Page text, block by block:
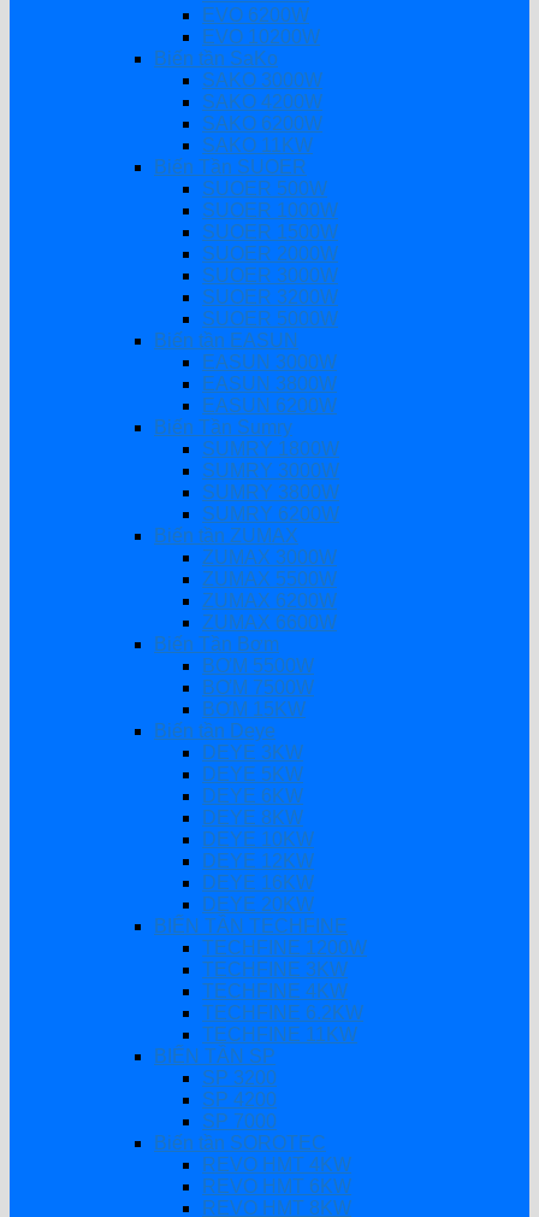
EVO 6200W
EVO 10200W
Biến tần SaKo
SAKO 3000W
SAKO 4200W
SAKO 6200W
SAKO 11KW
Biến Tần SUOER
SUOER 500W
SUOER 1000W
SUOER 1500W
SUOER 2000W
SUOER 3000W
SUOER 3200W
SUOER 5000W
Biến tần EASUN
EASUN 3000W
EASUN 3800W
EASUN 6200W
Biến Tần Sumry
SUMRY 1800W
SUMRY 3000W
SUMRY 3800W
SUMRY 6200W
Biến tần ZUMAX
ZUMAX 3000W
ZUMAX 5500W
ZUMAX 6200W
ZUMAX 6600W
Biến Tần Bơm
BƠM 5500W
BƠM 7500W
BƠM 15KW
Biến tần Deye
DEYE 3KW
DEYE 5KW
DEYE 6KW
DEYE 8KW
DEYE 10KW
DEYE 12KW
DEYE 16KW
DEYE 20KW
BIẾN TẦN TECHFINE
TECHFINE 1200W
TECHFINE 3KW
TECHFINE 4KW
TECHFINE 6.2KW
TECHFINE 11KW
BIẾN TẦN SP
SP 3200
SP 4200
SP 7000
Biến tần SOROTEC
REVO HMT 4KW
REVO HMT 6KW
REVO HMT 8KW